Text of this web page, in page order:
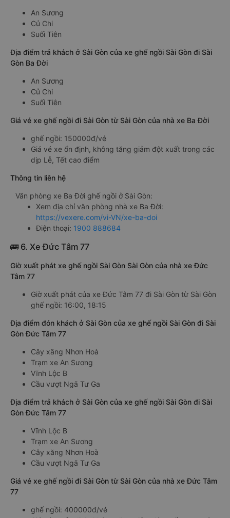
An Sương
Củ Chi
Suối Tiên
Địa điểm trả khách ở Sài Gòn của xe ghế ngồi Sài Gòn đi Sài
Gòn Ba Đời
An Sương
Củ Chi
Suối Tiên
Giá vé xe ghế ngồi đi Sài Gòn từ Sài Gòn của nhà xe Ba Đời
ghế ngồi: 150000đ/vé
Giá vé xe ổn định, không tăng giảm đột xuất trong các
dịp Lễ, Tết cao điểm
Thông tin liên hệ
Văn phòng xe Ba Đời ghế ngồi ở Sài Gòn:
Xem địa chỉ văn phòng nhà xe Ba Đời:
https://vexere.com/vi-VN/xe-ba-doi
Điện thoại: 1900 888684
🚌 6. Xe Đức Tâm 77
Giờ xuất phát xe ghế ngồi Sài Gòn Sài Gòn của nhà xe Đức
Tâm 77
Giờ xuất phát của xe Đức Tâm 77 đi Sài Gòn từ Sài Gòn
ghế ngồi: 16:00, 18:15
Địa điểm đón khách ở Sài Gòn của xe ghế ngồi Sài Gòn đi Sài
Gòn Đức Tâm 77
Cây xăng Nhơn Hoà
Trạm xe An Sương
Vĩnh Lộc B
Cầu vượt Ngã Tư Ga
Địa điểm trả khách ở Sài Gòn của xe ghế ngồi Sài Gòn đi Sài
Gòn Đức Tâm 77
Vĩnh Lộc B
Trạm xe An Sương
Cây xăng Nhơn Hoà
Cầu vượt Ngã Tư Ga
Giá vé xe ghế ngồi đi Sài Gòn từ Sài Gòn của nhà xe Đức Tâm
77
ghế ngồi: 400000đ/vé